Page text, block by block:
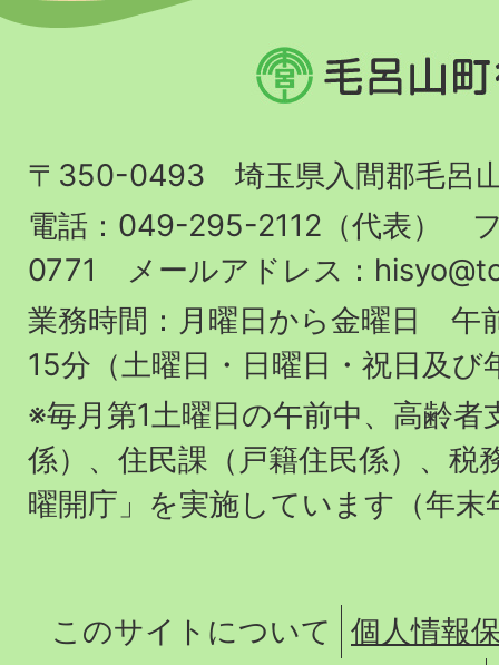
毛
呂
町
役
場
〒350-0493 埼玉県入間郡毛呂
電話：049-295-2112（代表）
0771 メールアドレス：
業務時間：月曜日から金曜日 午
15分（土曜日・日曜日・祝日及び
※毎月第1土曜日の午前中、高齢者
係）、住民課（戸籍住民係）、税
曜開庁」を実施しています（年末
このサイトについて
個人情報